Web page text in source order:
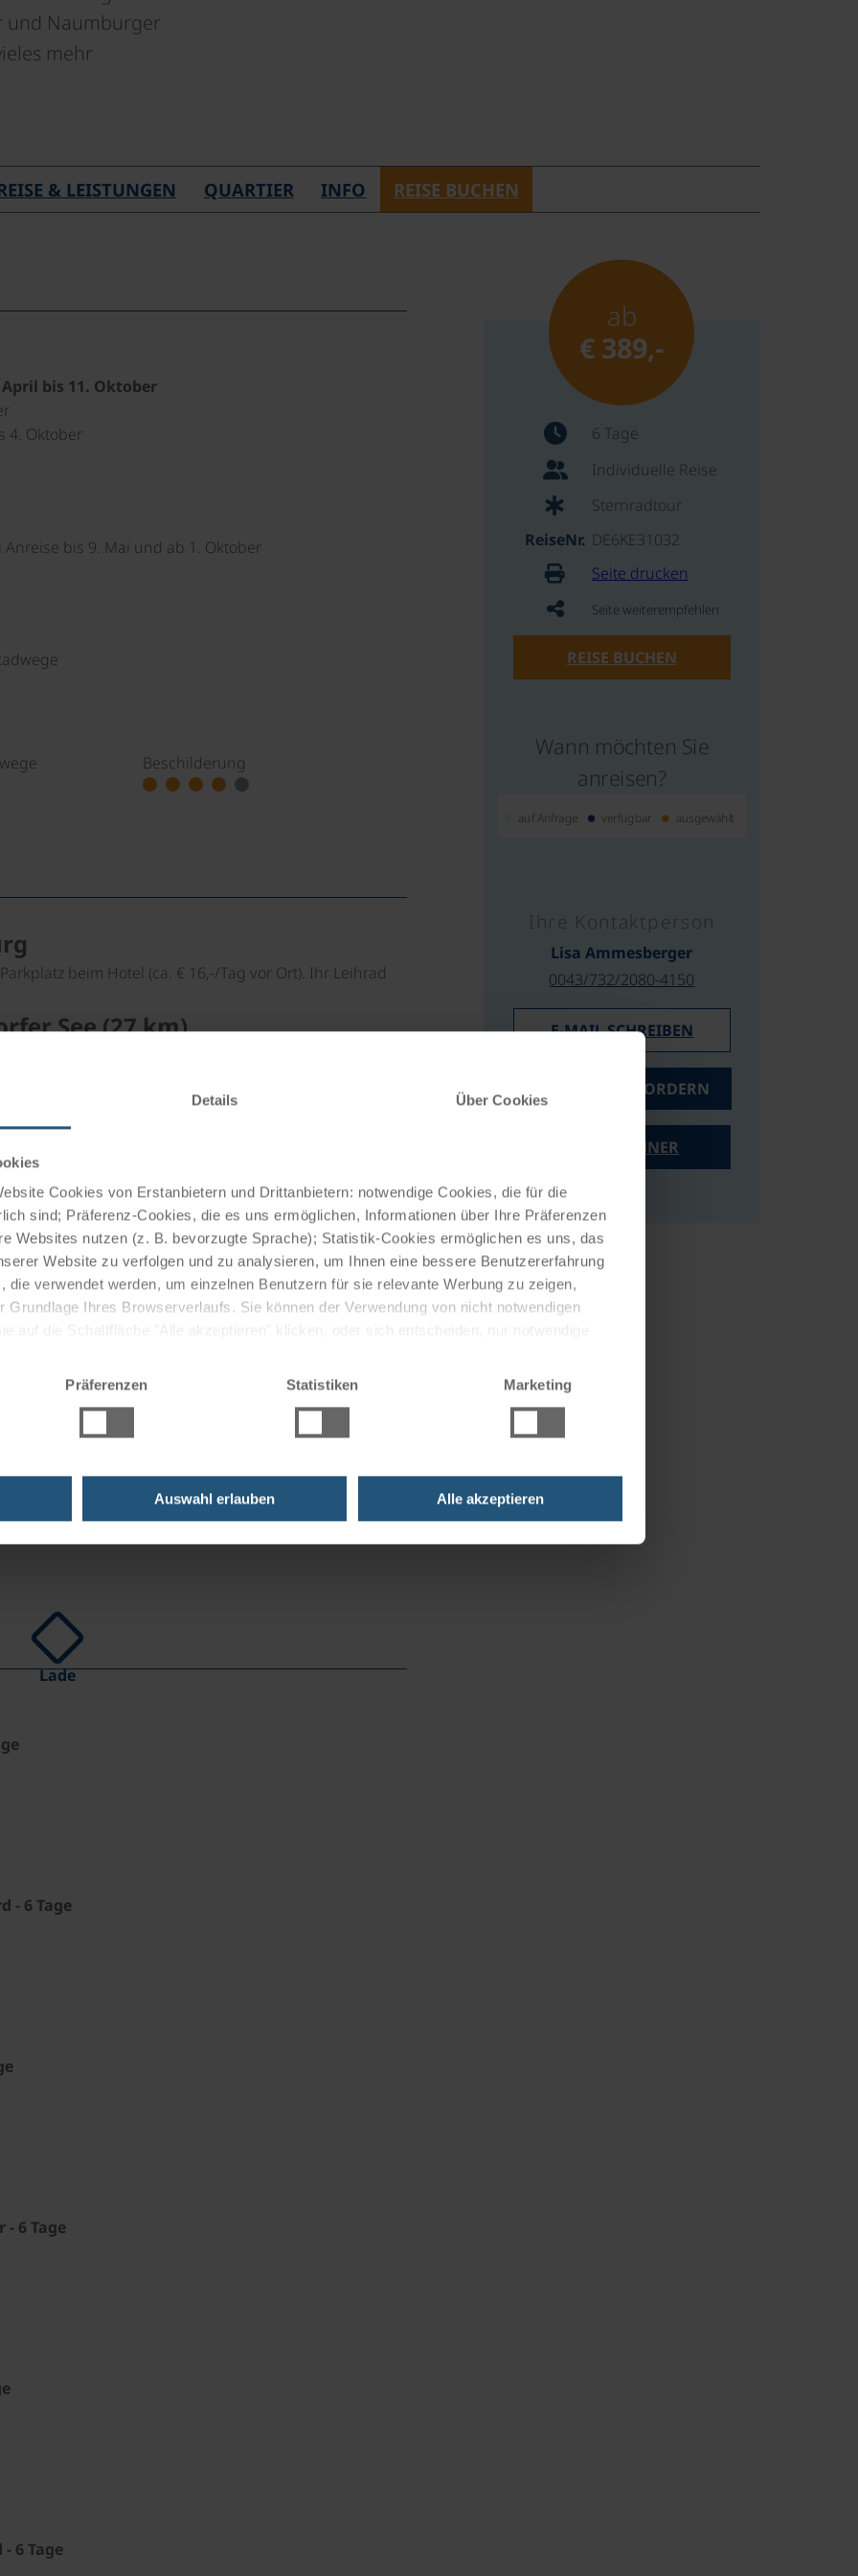
Details Über Cookies
Cookies von Erstanbietern und Drittanbietern: notwendige Cookies, die für die
sind; Präferenz-Cookies, die es uns ermöglichen, Informationen über Ihre Präferenzen
Websites nutzen (z. B. bevorzugte Sprache); Statistik-Cookies ermöglichen es uns, das
Website zu verfolgen und zu analysieren, um Ihnen eine bessere Benutzererfahrung
die verwendet werden, um einzelnen Benutzern für sie relevante Werbung zu zeigen,
Grundlage Ihres Browserverlaufs. Sie können der Verwendung von nicht notwendigen
Präferenzen Statistiken Marketing
Auswahl erlauben Alle akzeptieren
und Naumburger
mehr
& LEISTUNGEN QUARTIER INFO REISE BUCHEN
bis 11. Oktober
4. Oktober
bis 9. Mai und ab 1. Oktober
Beschilderung
beim Hotel (ca. € 16,-/Tag vor Ort). Ihr Leihrad
See (27 km)
die ältesten bekannten deutschen
rund um den Wallendorfer und Raßnitzer See und
Museum, weiter über Stöbnitz am Goethe-Radweg
und zurück.
Rad, 26 Bahnminuten)
sehenswerter Dom, der zu den wertvollsten
gehört. Zurück per Bahn (circa Halbstunden-Takt)
Friedrich-Händel-Stadt (Hallmarkt mit
Turm und vieles mehr); zurück. Unser Tipp: Saale-
Lade
- 6 Tage
6 Tage
6 Tage
ab
€ 389,-
6 Tage
Individuelle Reise
Sternradtour
ReiseNr. DE6KE31032
Seite drucken
Seite weiterempfehlen
REISE BUCHEN
Wann möchten Sie
anreisen?
auf Anfrage verfügbar ausgewählt
Ihre Kontaktperson
Lisa Ammesberger
0043/732/2080-4150
E-MAIL SCHREIBEN
ANGEBOT ANFORDERN
PREISRECHNER